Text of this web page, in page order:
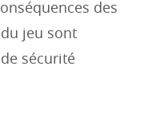
des
jeu sont
sécurité